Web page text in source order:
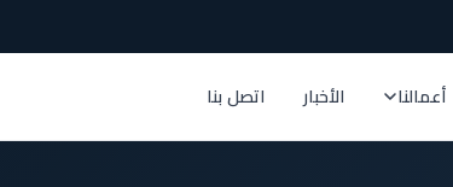
أعمالنا الأخبار اتصل بنا